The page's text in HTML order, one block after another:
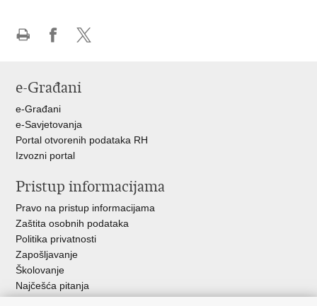
Facebooku
X-
e-Građani
e-Građani
e-Savjetovanja
Portal otvorenih podataka RH
Izvozni portal
Pristup informacijama
Pravo na pristup informacijama
Zaštita osobnih podataka
Politika privatnosti
Zapošljavanje
Školovanje
Najčešća pitanja